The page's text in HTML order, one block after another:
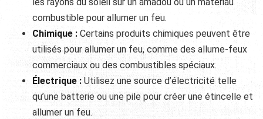
combustible pour allumer un feu.
Chimique : Certains produits chimiques peuvent être
utilisés pour allumer un feu, comme des allume-feux
commerciaux ou des combustibles spéciaux.
Électrique : Utilisez une source d’électricité telle
qu’une batterie ou une pile pour créer une étincelle et
allumer un feu.